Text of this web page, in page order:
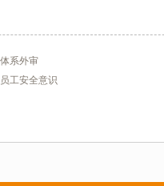
系外审
工安全意识